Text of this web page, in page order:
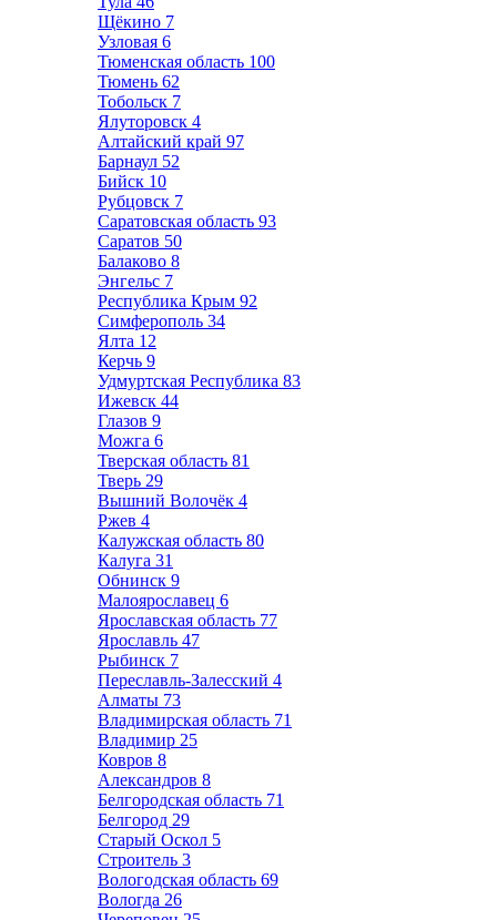
Щёкино 7
Узловая 6
Тюменская область 100
Тюмень 62
Тобольск 7
Ялуторовск 4
Алтайский край 97
Барнаул 52
Бийск 10
Рубцовск 7
Саратовская область 93
Саратов 50
Балаково 8
Энгельс 7
Республика Крым 92
Симферополь 34
Ялта 12
Керчь 9
Удмуртская Республика 83
Ижевск 44
Глазов 9
Можга 6
Тверская область 81
Тверь 29
Вышний Волочёк 4
Ржев 4
Калужская область 80
Калуга 31
Обнинск 9
Малоярославец 6
Ярославская область 77
Ярославль 47
Рыбинск 7
Переславль-Залесский 4
Алматы 73
Владимирская область 71
Владимир 25
Ковров 8
Александров 8
Белгородская область 71
Белгород 29
Старый Оскол 5
Строитель 3
Вологодская область 69
Вологда 26